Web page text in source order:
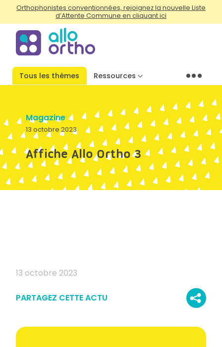
Orthophonistes conventionnées, rejoignez la nouvelle Liste
d’Attente Commune en cliquant ici
Tous les thèmes Ressources Menu
Magazine
13 octobre 2023
Affiche Allo Ortho 3
13 octobre 2023
PARTAGEZ CETTE ACTU